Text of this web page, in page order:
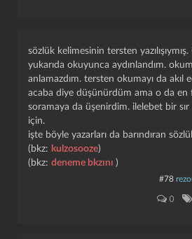
sözlük kelimesinin tersten
yukarıda okuyunca aydınlandım.
anlamazdım. tersten okumayı da akıl
acaba diye düşünürdüm ama o da en
soramaya da üşenirdim. ilelebet bir sır
için.
işte böyle yazarları da barındıran
(bkz: kulzosooze)
(bkz: deneme bkzını )
#78
0